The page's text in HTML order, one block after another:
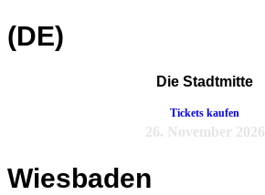
(DE)
Die Stadtmitte
Tickets kaufen
26. November 2026
Wiesbaden